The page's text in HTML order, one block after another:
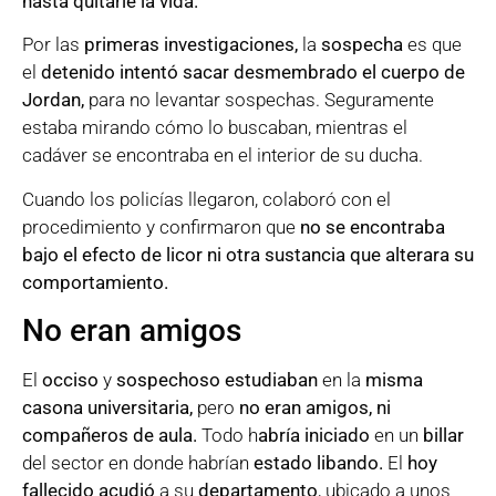
Por las primeras investigaciones, la sospecha es que
el detenido intentó sacar desmembrado el cuerpo de
Jordan, para no levantar sospechas. Seguramente
estaba mirando cómo lo buscaban, mientras el
cadáver se encontraba en el interior de su ducha.
Cuando los policías llegaron, colaboró con el
procedimiento y confirmaron que no se encontraba
bajo el efecto de licor ni otra sustancia que alterara su
comportamiento.
No eran amigos
El occiso y sospechoso estudiaban en la misma
casona universitaria, pero no eran amigos, ni
compañeros de aula. Todo habría iniciado en un billar
del sector en donde habrían estado libando. El hoy
fallecido acudió a su departamento, ubicado a unos